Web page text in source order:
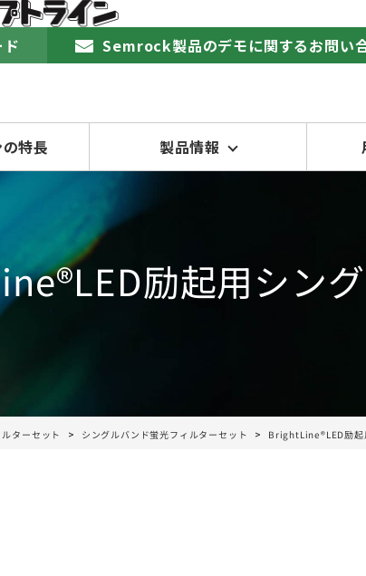
Semrock製品のデモに関するお問い
特長 製品情報
励起用シン
ターセット シングルバンド蛍光フィルターセット BrightLine®LED励起